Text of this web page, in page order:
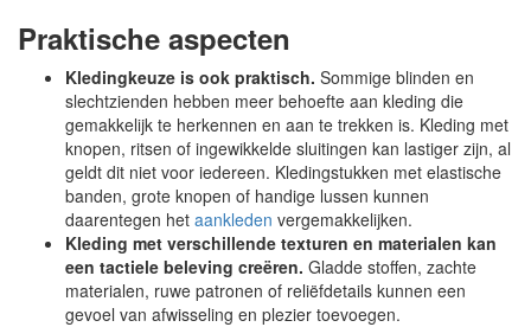
Praktische aspecten
Kledingkeuze is ook praktisch. Sommige blinden en
slechtzienden hebben meer behoefte aan kleding die
gemakkelijk te herkennen en aan te trekken is. Kleding met
knopen, ritsen of ingewikkelde sluitingen kan lastiger zijn, al
geldt dit niet voor iedereen. Kledingstukken met elastische
banden, grote knopen of handige lussen kunnen
daarentegen het aankleden vergemakkelijken.
Kleding met verschillende texturen en materialen kan
een tactiele beleving creëren. Gladde stoffen, zachte
materialen, ruwe patronen of reliëfdetails kunnen een
gevoel van afwisseling en plezier toevoegen.